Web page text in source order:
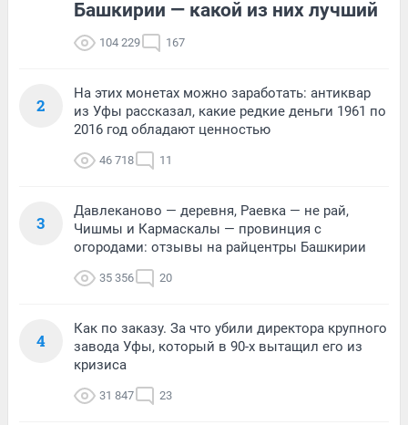
Башкирии — какой из них лучший
104 229 167
2
На этих монетах можно заработать: антиквар
из Уфы рассказал, какие редкие деньги 1961 по
2016 год обладают ценностью
46 718 11
3
Давлеканово — деревня, Раевка — не рай,
Чишмы и Кармаскалы — провинция с
огородами: отзывы на райцентры Башкирии
35 356 20
4
Как по заказу. За что убили директора крупного
завода Уфы, который в 90-х вытащил его из
кризиса
31 847 23